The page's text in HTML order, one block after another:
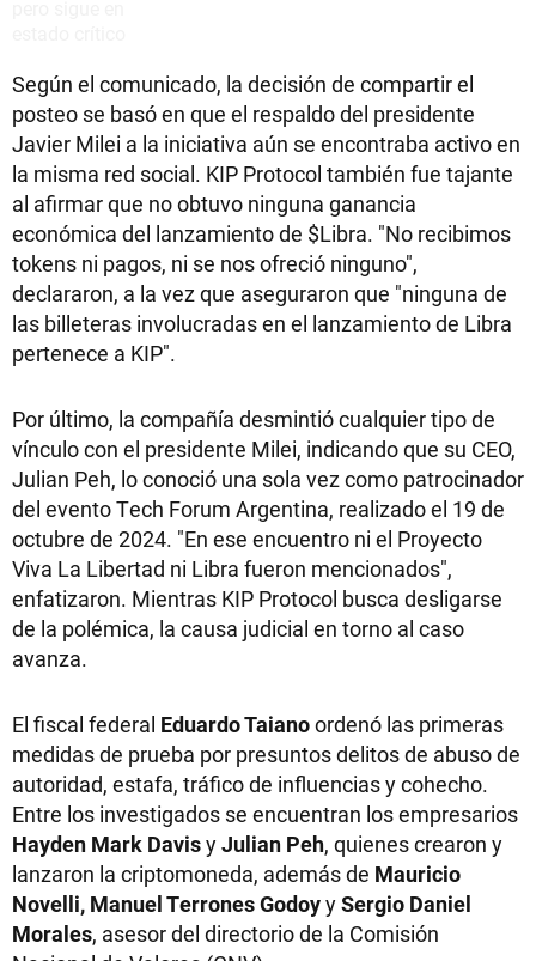
Según el comunicado, la decisión de compartir el
posteo se basó en que el respaldo del presidente
Javier Milei a la iniciativa aún se encontraba activo en
la misma red social. KIP Protocol también fue tajante
al afirmar que no obtuvo ninguna ganancia
económica del lanzamiento de $Libra. "No recibimos
tokens ni pagos, ni se nos ofreció ninguno",
declararon, a la vez que aseguraron que "ninguna de
las billeteras involucradas en el lanzamiento de Libra
pertenece a KIP".
Por último, la compañía desmintió cualquier tipo de
vínculo con el presidente Milei, indicando que su CEO,
Julian Peh, lo conoció una sola vez como patrocinador
del evento Tech Forum Argentina, realizado el 19 de
octubre de 2024. "En ese encuentro ni el Proyecto
Viva La Libertad ni Libra fueron mencionados",
enfatizaron. Mientras KIP Protocol busca desligarse
de la polémica, la causa judicial en torno al caso
avanza.
El fiscal federal Eduardo Taianoordenó las primeras
medidas de prueba por presuntos delitos de abuso de
autoridad, estafa, tráfico de influencias y cohecho.
Entre los investigados se encuentran los empresarios
Hayden Mark DavisyJulian Peh, quienes crearon y
lanzaron la criptomoneda, además de Mauricio
Novelli, Manuel Terrones GodoyySergio Daniel
Morales, asesor del directorio de la Comisión